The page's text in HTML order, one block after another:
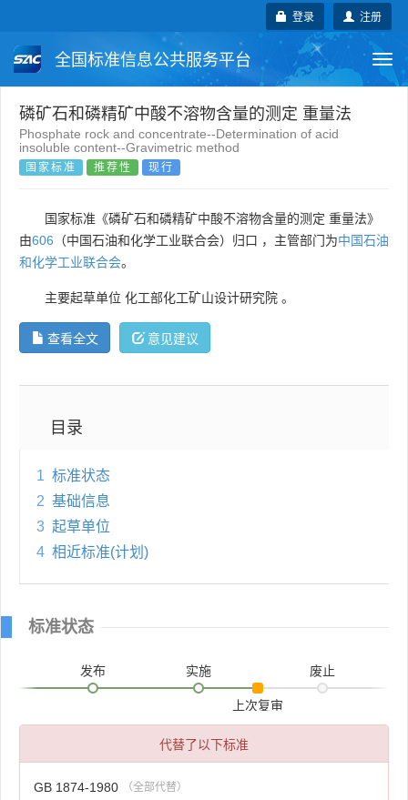
注册
登录
全国标准信息公共服务平台
国家标准 行业标准 地方标准
团体标准 企业标准
磷矿石和磷精矿中酸不溶物含量的测定 重量法
Phosphate rock and concentrate--Determination of acid
insoluble content--Gravimetric method
国家标准 推荐性 现行
国家标准《磷矿石和磷精矿中酸不溶物含量的测定 重量法》
由606 （中国石油和化学工业联合会）归口 ，主管部门为中国石油
和化学工业联合会。
主要起草单位 化工部化工矿山设计研究院 。
查看全文 意见建议
目录
1 标准状态
2 基础信息
3 起草单位
4 相近标准(计划)
标准状态
发布 实施
上次复审
废止
代替了以下标准
GB 1874-1980 （全部代替）